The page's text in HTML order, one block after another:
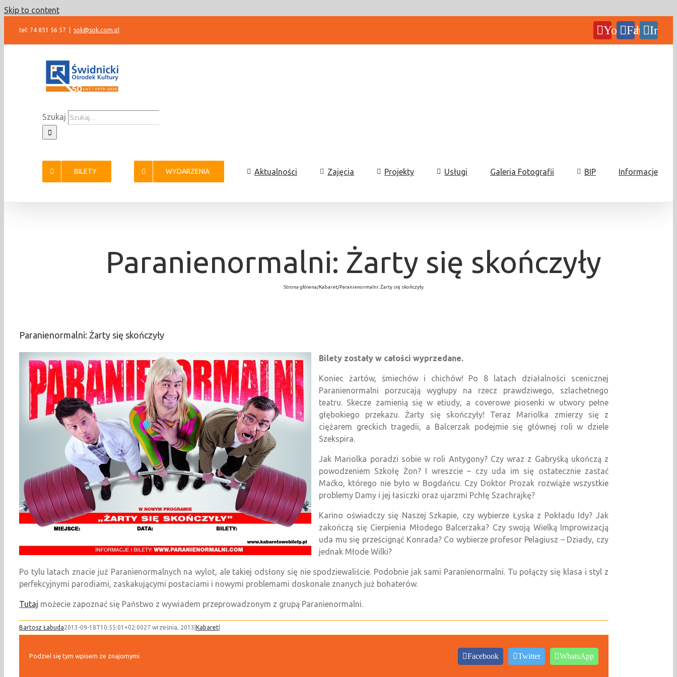
Skip to content
tel: 74 851 56 57 sok@sok.com.pl YouTubeFacebook
Szukaj
BILETY WYDARZENIA Aktualności Zajęcia Projekty Usługi Galeria Fotografii BIP Informacje
Paranienormalni: Żarty się skończyły
Strona główna/Kabaret/Paranienormalni: Żarty się skończyły
Paranienormalni: Żarty się skończyły
Bilety zostały w całości wyprzedane.
Koniec żartów, śmiechów i chichów! Po 8 latach działalności scenicznej
Paranienormalni porzucają wygłupy na rzecz prawdziwego, szlachetnego
teatru. Skecze zamienią się w etiudy, a coverowe piosenki w utwory pełne
głębokiego przekazu. Żarty się skończyły! Teraz Mariolka zmierzy się z
ciężarem greckich tragedii, a Balcerzak podejmie się głównej roli w dziele
Szekspira.
Jak Mariolka poradzi sobie w roli Antygony? Czy wraz z Gabryśką ukończą z
powodzeniem Szkołę Żon? I wreszcie – czy uda im się ostatecznie zastać
Maćko, którego nie było w Bogdańcu. Czy Doktor Prozak rozwiąże wszystkie
problemy Damy i jej łasiczki oraz ujarzmi Pchłę Szachrajkę?
Karino oświadczy się Naszej Szkapie, czy wybierze Łyska z Pokładu Idy? Jak
zakończą się Cierpienia Młodego Balcerzaka? Czy swoją Wielką Improwizacją
uda mu się prześcignąć Konrada? Co wybierze profesor Pelagiusz – Dziady, czy
jednak Młode Wilki?
Po tylu latach znacie już Paranienormalnych na wylot, ale takiej odsłony się nie spodziewaliście. Podobnie jak sami Paranienormalni. Tu połączy się klasa i styl z
perfekcyjnymi parodiami, zaskakującymi postaciami i nowymi problemami doskonale znanych już bohaterów.
Tutaj możecie zapoznać się Państwo z wywiadem przeprowadzonym z grupą Paranienormalni.
Bartosz Łabuda2013-09-18T10:55:01+02:0027 września, 2013 Kabaret
Podziel się tym wpisem ze znajomymi Facebook Twitter WhatsApp